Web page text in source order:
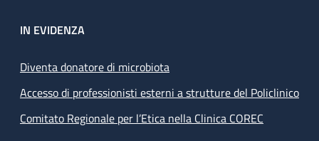
IN EVIDENZA
Diventa donatore di microbiota
Accesso di professionisti esterni a strutture del Policlinico
Comitato Regionale per l’Etica nella Clinica COREC